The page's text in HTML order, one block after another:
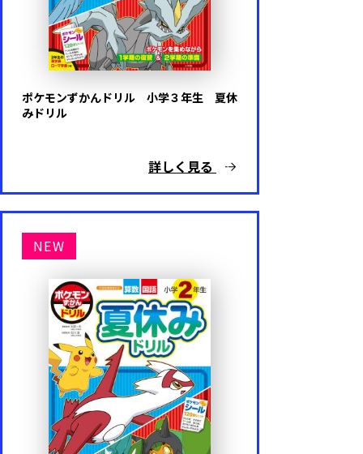
ポケモンずかんドリル 小学３年生 夏休
みドリル
詳しく見る
NEW